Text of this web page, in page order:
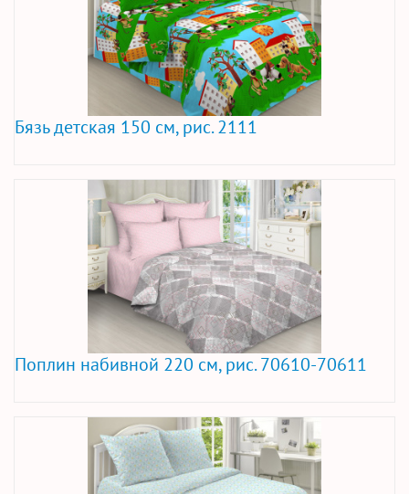
Бязь детская 150 см, рис. 2111
Поплин набивной 220 см, рис. 70610-70611